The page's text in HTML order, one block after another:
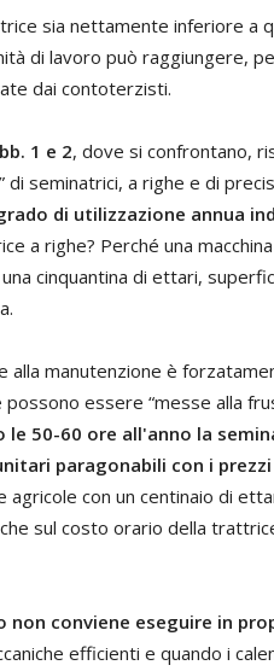
sia nettamente inferiore a
di lavoro può raggiungere,
dai contoterzisti.
1 e 2, dove si confrontano,
seminatrici, a righe e di
di utilizzazione annua
a righe? Perché una
cinquantina di ettari,
alla manutenzione è
essere “messe alla
le 50-60 ore all'anno la
paragonabili con i
con un centinaio di
sul costo orario della
conviene eseguire in
efficienti e quando i